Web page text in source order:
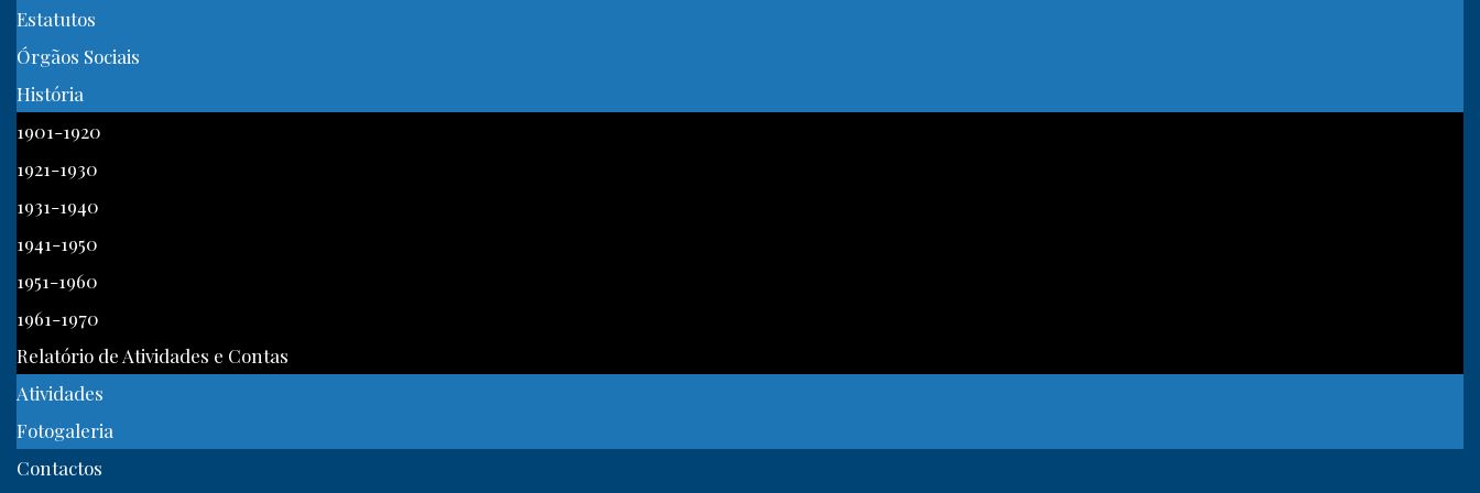
Estatutos
Órgãos Sociais
História
1901-1920
1921-1930
1931-1940
1941-1950
1951-1960
1961-1970
Relatório de Atividades e Contas
Atividades
Fotogaleria
Contactos